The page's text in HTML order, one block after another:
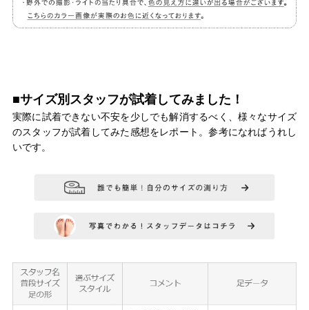
■サイズ別スタッフが試着してみました！
実際に試着できない不安を少しでも解消するべく、様々なサイズ
のスタッフが試着してみた感想をレポート。参考になればうれし
いです。